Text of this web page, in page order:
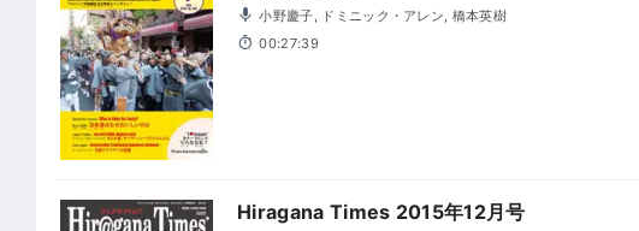
小野慶子, ドミニック・アレン, 橋本英樹
00:27:39
Hiragana Times 2015年12月号